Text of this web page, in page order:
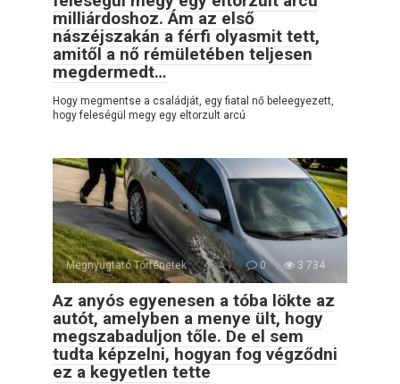
milliárdoshoz. Ám az első
nászéjszakán a férfi olyasmit tett,
amitől a nő rémületében teljesen
megdermedt…
Hogy megmentse a családját, egy fiatal nő beleegyezett,
hogy feleségül megy egy eltorzult arcú
Megnyugtató Történetek 0 3 734
Az anyós egyenesen a tóba lökte az
autót, amelyben a menye ült, hogy
megszabaduljon tőle. De el sem
tudta képzelni, hogyan fog végződni
ez a kegyetlen tette